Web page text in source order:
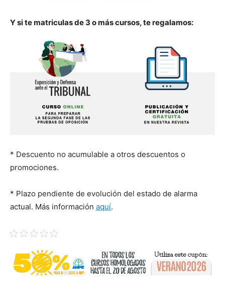
Y si te matriculas de 3 o más cursos, te regalamos:
* Descuento no acumulable a otros descuentos o
promociones.
* Plazo pendiente de evolución del estado de alarma
actual. Más información aquí.